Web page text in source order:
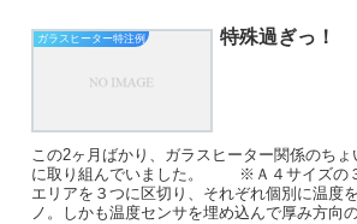
ガラスヒーター特注例 特殊過ぎっ！
この2ヶ月ばかり、ガラスヒーター関係のち
に取り組んでいました。 ※Ａ４サイズの
エリアを３つに区切り、それぞれ個別に温度
ノ。しかも温度センサを埋め込んで厚み方向